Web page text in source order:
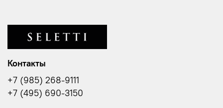
Контакты
+7 (985) 268-9111
+7 (495) 690-3150